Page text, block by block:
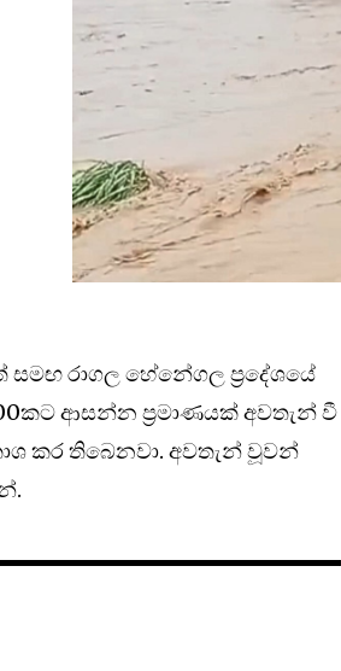
සමඟ රාගල හේනේගල ප්‍රදේශයේ
ආසන්න ප්‍රමාණයක් අවතැන් වී
කර තිබෙනවා. අවතැන් වූවන්